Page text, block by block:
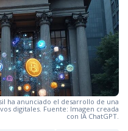
ha anunciado el desarrollo de una
digitales. Fuente: Imagen creada
con IA ChatGPT.